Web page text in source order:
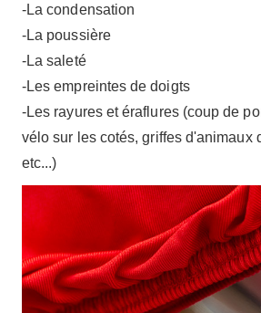
-La condensation
-La poussière
-La saleté
-Les empreintes de doigts
-Les rayures et éraflures (coup de
vélo sur les cotés, griffes d'animaux
etc...)